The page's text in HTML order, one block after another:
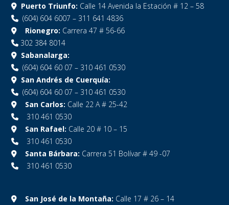
Puerto Triunfo: Calle 14 Avenida la Estación # 12 – 58
(604) 604 6007 – 311 641 4836
Rionegro: Carrera 47 # 56-66
302 384 8014
Sabanalarga:
(604) 604 60 07 – 310 461 0530
San Andrés de Cuerquía:
(604) 604 60 07 – 310 461 0530
San Carlos: Calle 22 A # 25-42
310 461 0530
San Rafael: Calle 20 # 10 – 15
310 461 0530
Santa Bárbara: Carrera 51 Bolívar # 49 -07
310 461 0530
San José de la Montaña: Calle 17 # 26 – 14